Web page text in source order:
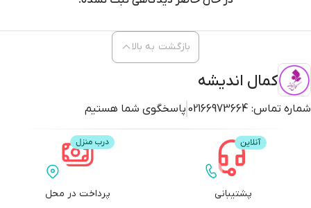
کمال اندیشه
شماره تماس: 02166973664 پاسخگوی شما هستیم
بازگشت به بالا
پشتیبانی پرداخت در محل